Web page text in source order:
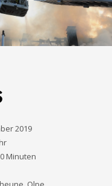
2019
Minuten